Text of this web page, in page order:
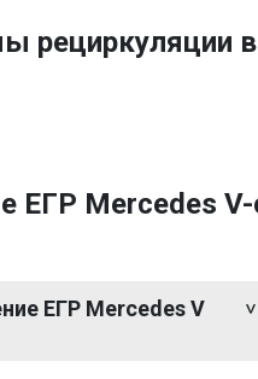
рециркуляции
Mercedes
ЕГР Mercedes V